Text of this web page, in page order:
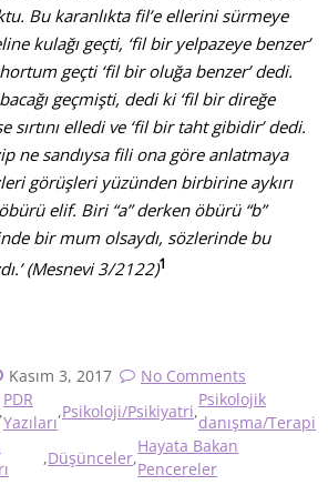
Bu karanlıkta fil’e ellerini sürmeye
kulağı geçti, ‘fil bir yelpazeye benzer’
geçti ‘fil bir oluğa benzer’ dedi.
geçmişti, dedi ki ‘fil bir direğe
sırtını elledi ve ‘fil bir taht gibidir’ dedi.
ne sandıysa fili ona göre anlatmaya
görüşleri yüzünden birbirine aykırı
elif. Biri “a” derken öbürü “b”
bir mum olsaydı, sözlerinde bu
(Mesnevi 3/2122)1
Kasım 3, 2017
No Comments
PDR
Yazıları
,Psikoloji/Psikiyatri,
Psikolojik
danışma/Terapi
,Düşünceler,
Hayata Bakan
Pencereler